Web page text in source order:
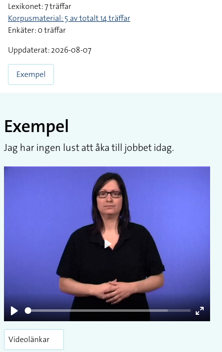
Lexikonet: 7 träffar
Korpusmaterial: 5 av totalt 14 träffar
Enkäter: 0 träffar
Uppdaterat: 2026-08-07
Exempel
Exempel
Jag har ingen lust att åka till jobbet idag.
Play
Enter
Videolänkar